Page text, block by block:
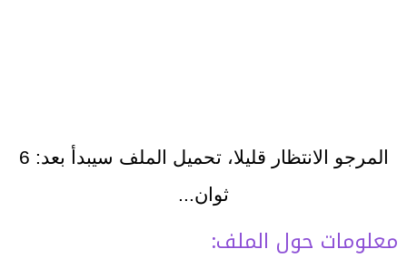
المرجو الانتظار قليلا، تحميل الملف سيبدأ بعد: 6
ثوان...
معلومات حول الملف: